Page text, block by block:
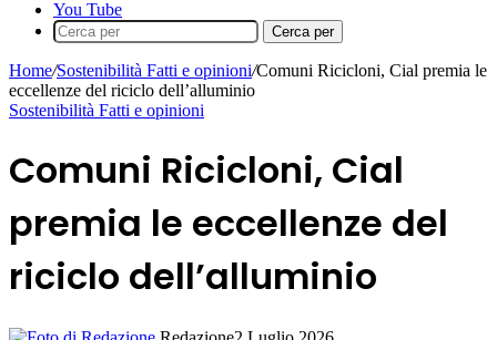
You Tube
Cerca per
Home/Sostenibilità Fatti e opinioni/Comuni Ricicloni, Cial premia le
eccellenze del riciclo dell’alluminio
Sostenibilità Fatti e opinioni
Comuni Ricicloni, Cial
premia le eccellenze del
riciclo dell’alluminio